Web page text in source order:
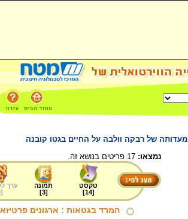
מעדותה של רבקה וולבה על החיים בגטו קובנה
נמצאו:
טקסט
[
14
]
תמונה
[
3
]
ערך
[
המרד בגטאות : ארגונים